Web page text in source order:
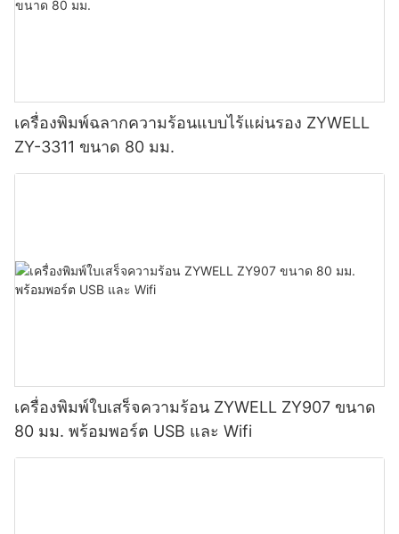
เครื่องพิมพ์ฉลากความร้อนแบบไร้แผ่นรอง ZYWELL
ZY-3311 ขนาด 80 มม.
เครื่องพิมพ์ใบเสร็จความร้อน ZYWELL ZY907 ขนาด
80 มม. พร้อมพอร์ต USB และ Wifi